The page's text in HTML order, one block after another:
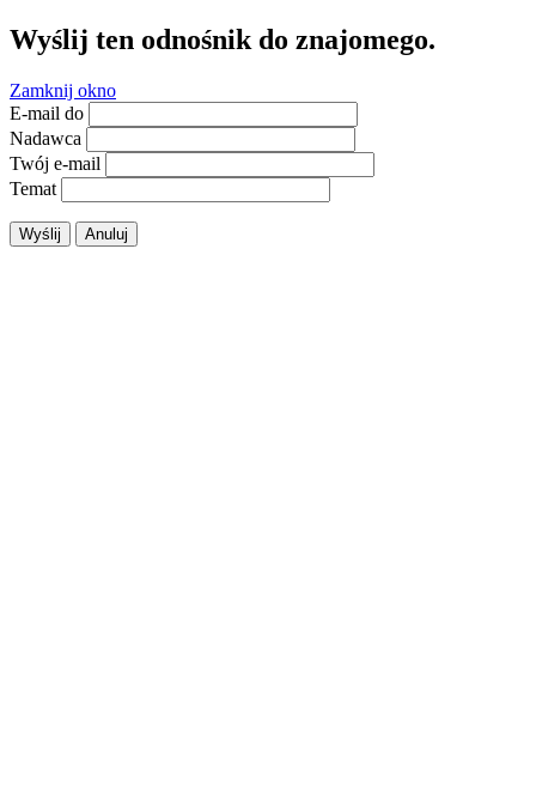
Wyślij ten odnośnik do znajomego.
Zamknij okno
E-mail do
Nadawca
Twój e-mail
Temat
Wyślij Anuluj